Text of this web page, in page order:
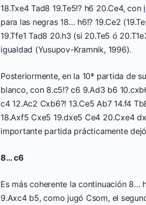
18.Txe4 Tad8 19.Te5!? h6 20.Ce4, con
para las negras 18… h6!? 19.Ce2
19.Tfe1 Tad8 20.h3 (si 20.Te5 ó
igualdad (Yusupov-Kramnik, 1996).
Posteriormente, en la 10ª partida de
blanco, con 8.c5!? c6 9.Ad3 b6
c4 12.Ac2 Cxb6?! 13.Ce5 Ab7 14.f4
18.Axf5 Cxe5 19.dxe5 Ce4 20.Cxe4
importante partida prácticamente
8… c6
Es más coherente la continuación 8…
9.Axc4 b5, como jugó Csom, el